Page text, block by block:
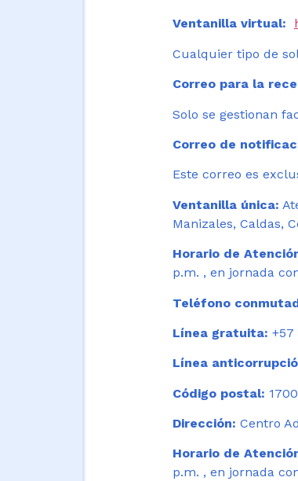
Ventanilla virtual:
Cualquier tipo de
Correo para la
Solo se gestionan
Correo de
Este correo es
Ventanilla única:
Manizales, Caldas,
Horario de
p.m. , en jornada
Teléfono
Línea gratuita: +57
Línea
Código postal:
Dirección: Centro
Horario de
p.m. , en jornada